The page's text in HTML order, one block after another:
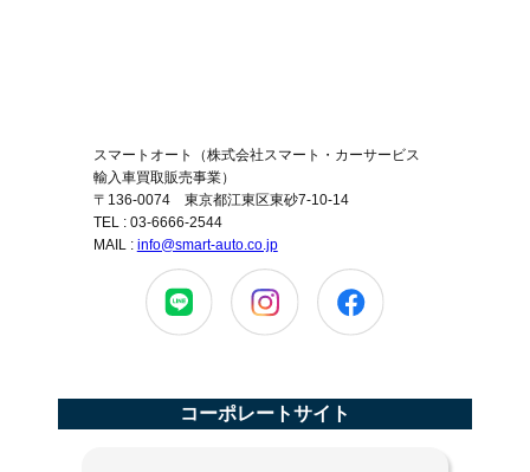
スマートオート（株式会社スマート・カーサービス
輸入車買取販売事業）
〒136-0074 東京都江東区東砂7-10-14
TEL : 03-6666-2544
MAIL : info@smart-auto.co.jp
コーポレートサイト